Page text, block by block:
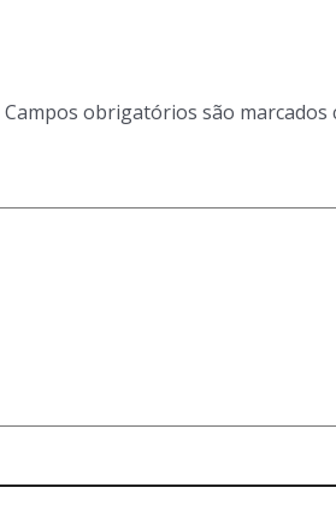
Campos obrigatórios são marcados